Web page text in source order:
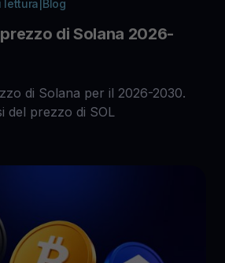
lettura Blog
di Solana 2026-
di Solana per il 2026-2030.
del prezzo di SOL